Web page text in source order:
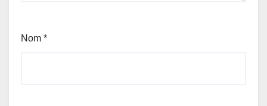
Nom *